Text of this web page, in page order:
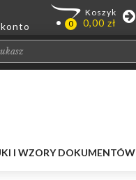
I WZORY DOKUMENTÓW